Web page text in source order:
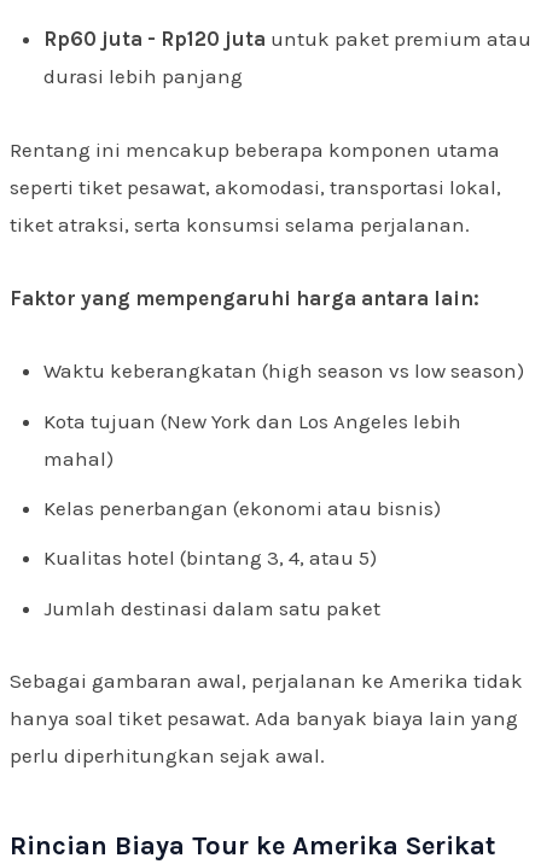
Rp60 juta - Rp120 juta untuk paket premium atau
durasi lebih panjang
Rentang ini mencakup beberapa komponen utama
seperti tiket pesawat, akomodasi, transportasi lokal,
tiket atraksi, serta konsumsi selama perjalanan.
Faktor yang mempengaruhi harga antara lain:
Waktu keberangkatan (high season vs low season)
Kota tujuan (New York dan Los Angeles lebih
mahal)
Kelas penerbangan (ekonomi atau bisnis)
Kualitas hotel (bintang 3, 4, atau 5)
Jumlah destinasi dalam satu paket
Sebagai gambaran awal, perjalanan ke Amerika tidak
hanya soal tiket pesawat. Ada banyak biaya lain yang
perlu diperhitungkan sejak awal.
Rincian Biaya Tour ke Amerika Serikat